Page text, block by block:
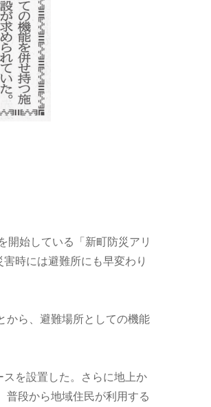
始している「新町防災アリ
時には避難所にも早変わり
から、避難場所としての機能
を設置した。さらに地上か
普段から地域住民が利用する